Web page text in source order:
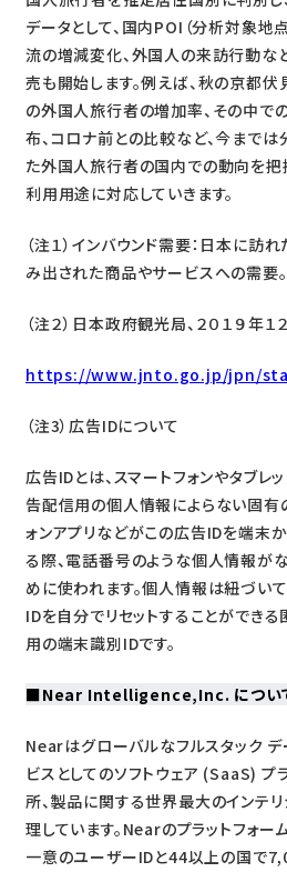
データとして、国内POI（分析対象地
流の増減変化、外国人の来訪行動な
売も開始します。例えば、秋の京都
の外国人旅行者の増加率、その中で
布、コロナ前との比較など、今まで
た外国人旅行者の国内での動向を把
利用用途に対応していきます。
（注１）インバウンド需要：日本に
み出された商品やサービスへの需要。
（注２）日本政府観光局、２０１９年
https://www.jnto.go.jp/jpn/
（注3）広告IDについて
広告IDとは、スマートフォンやタブレ
告配信用の個人情報によらない固有
ォンアプリなどがこの広告IDを端末
る際、電話番号のような個人情報が
めに使われます。個人情報は紐づい
IDを自分でリセットすることができ
用の端末識別IDです。
■Near Intelligence,Inc. につい
Nearはグローバルなフルスタック デ
ビスとしてのソフトウェア (SaaS) プ
所、製品に関する世界最大のインテ
理しています。Nearのプラットフォ
一意のユーザーIDと44以上の国で